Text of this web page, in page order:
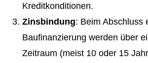
Kreditkonditionen.
Zinsbindung: Beim Abschluss
Baufinanzierung werden über
Zeitraum (meist 10 oder 15